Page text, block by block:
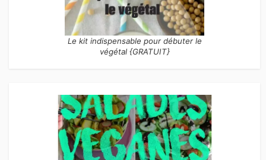
Le kit indispensable pour débuter le
végétal {GRATUIT}